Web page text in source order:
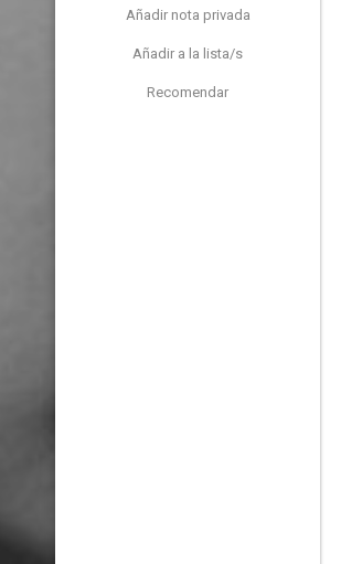
Añadir nota privada
Añadir a la lista/s
Recomendar